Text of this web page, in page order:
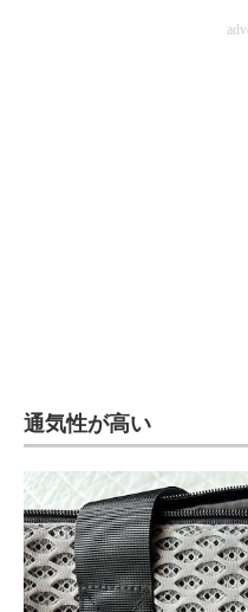
通気性が高い